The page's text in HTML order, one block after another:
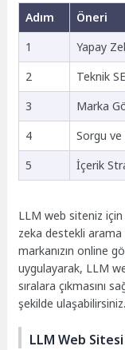
Adım
Öneri
1
Yapay
2
Teknik
3
Marka
4
Sorgu
5
İçerik
LLM web siteniz
zeka destekli arama
markanızın online
uygulayarak, LLM
sıralara çıkmasını
şekilde ulaşabilirsiniz.
LLM Web